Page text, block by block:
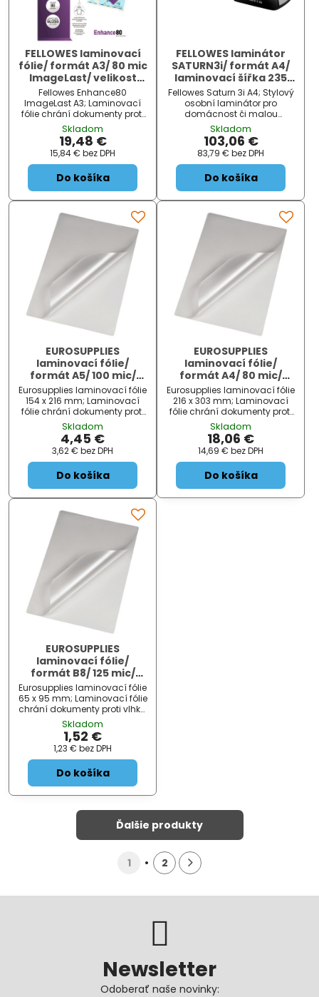
FELLOWES laminovací
fólie/ formát A3/ 80 mic
ImageLast/ velikost
303x426 mm/ lesklé/
100 pack
Fellowes Enhance80
ImageLast A3; Laminovací
fólie chrání dokumenty proti
vlhku, prachu a znečištění, a
tím prodlouží jejich životnost.
Navíc zabrání případnému
zásahu do obsahu
dokumentů. Laminování
fotografií zlepší...
Skladom
19,48 €
15,84 € bez DPH
Do košíka
FELLOWES laminátor
SATURN3i/ formát A4/
laminovací šířka 235
mm/ fólie 80-125 mic/
černo-stříbrný
Fellowes Saturn 3i A4; Stylový
osobní laminátor pro
domácnost či malou
kancelář. Umožňuje
laminování za tepla i za
studena ve formátu A4 bez
nutnosti použití ochranné
obálky. Díky systému Jam
Free se vý...
Skladom
103,06 €
83,79 € bez DPH
Do košíka
EUROSUPPLIES
laminovací fólie/
formát A5/ 100 mic/
154x216 mm/ lesklé/ 100
pack
Eurosupplies laminovací fólie
154 x 216 mm; Laminovací
fólie chrání dokumenty proti
vlhku, prachu a znečištění, a
tím prodlouží jejich životnost.
Navíc zabrání případnému
zásahu do obsahu
dokumentů. Laminování
fotogra...
Skladom
4,45 €
3,62 € bez DPH
Do košíka
EUROSUPPLIES
laminovací fólie/
formát A4/ 80 mic/
216x303 mm/
samolepící/ 100 pack
Eurosupplies laminovací fólie
216 x 303 mm; Laminovací
fólie chrání dokumenty proti
vlhku, prachu a znečištění, a
tím prodlouží jejich životnost.
Navíc zabrání případnému
zásahu do obsahu
dokumentů. Laminování
fotogra...
Skladom
18,06 €
14,69 € bez DPH
Do košíka
EUROSUPPLIES
laminovací fólie/
formát B8/ 125 mic/
65x95 mm/ lesklé/ 100
pack
Eurosupplies laminovací fólie
65 x 95 mm; Laminovací fólie
chrání dokumenty proti vlhku,
prachu a znečištění, a tím
prodlouží jejich životnost.
Navíc zabrání případnému
zásahu do obsahu
dokumentů. Laminování
fotografi...
Skladom
1,52 €
1,23 € bez DPH
Do košíka
Ďalšie produkty
1 2
Newsletter
Odoberať naše novinky: